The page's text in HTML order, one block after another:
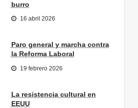
burro
16 abril 2026
Paro general y marcha contra
la Reforma Laboral
19 febrero 2026
La resistencia cultural en
EEUU